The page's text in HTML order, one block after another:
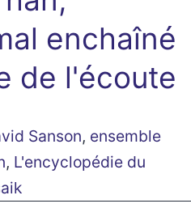
enchaîné
de l'écoute
Sanson, ensemble
, L'encyclopédie du